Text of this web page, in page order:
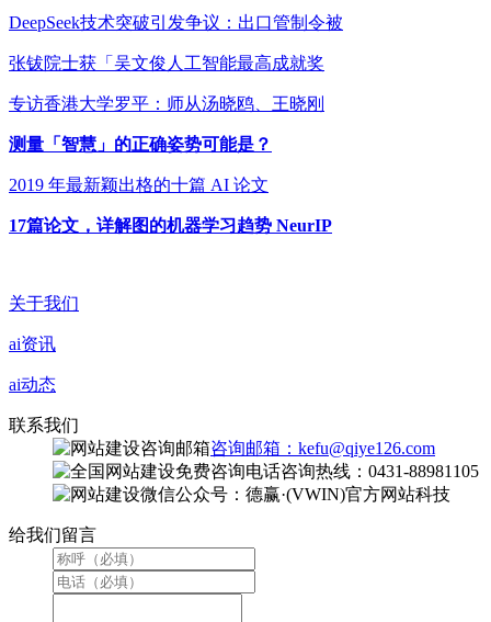
DeepSeek技术突破引发争议：出口管制令被
张钹院士获「吴文俊人工智能最高成就奖
专访香港大学罗平：师从汤晓鸥、王晓刚
测量「智慧」的正确姿势可能是？
2019 年最新颖出格的十篇 AI 论文
17篇论文，详解图的机器学习趋势 NeurIP
关于我们
ai资讯
ai动态
联系我们
咨询邮箱：kefu@qiye126.com
咨询热线：0431-88981105
微信公众号：德赢·(VWIN)官方网站科技
给我们留言